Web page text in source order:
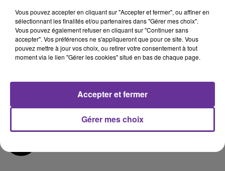
Au programme de cette édition, la grève du mardi 7 mars
contre la réforme des retraites, l'inflation, la crise de
l'énergie et de l'eau ainsi que le projet de loi sur
l'immigration. Aminata Niakaté évoque aussi l'iniative
Tondelier qui veut construire un nouveau Mouvement
Vous pouvez accepter en cliquant sur "Accepter et fermer", ou affiner en
sélectionnant les finalités et/ou partenaires dans "Gérer mes choix".
Vous pouvez également refuser en cliquant sur "Continuer sans
accepter". Vos préférences ne s'appliqueront que pour ce site. Vous
pouvez mettre à jour vos choix, ou retirer votre consentement à tout
moment via le lien "Gérer les cookies" situé en bas de chaque page.
Gérer mes choix
Accepter et fermer